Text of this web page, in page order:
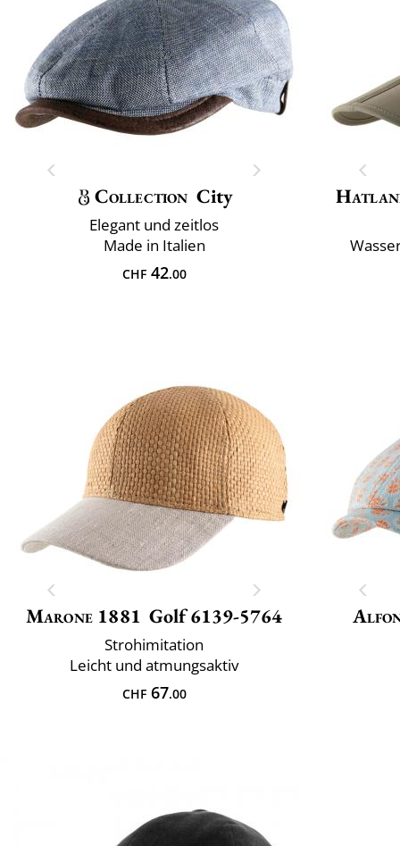
Collection City
Elegant und zeitlos
Made in Italien
CHF42.00
Marone 1881 Golf 6139-5764
Strohimitation
Leicht und atmungsaktiv
CHF67.00